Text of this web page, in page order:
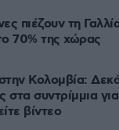
πιέζουν τη
70% της χώρας
Κολομβία:
στα συντρίμμια
βίντεο